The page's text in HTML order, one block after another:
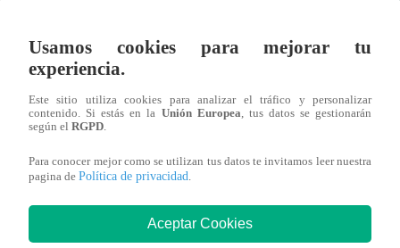
Mujeres al Mando – Viernes 25 de febrero
Usamos cookies para mejorar tu
experiencia.
Este sitio utiliza cookies para analizar el tráfico y personalizar
contenido. Si estás en la Unión Europea , tus datos se gestionarán
según el RGPD
Para conocer mejor como se utilizan tus datos te invitamos leer nuestra
pagina de Política de privacidad
Aceptar Cookies